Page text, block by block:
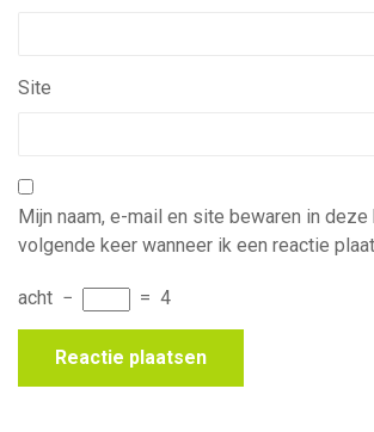
Site
Mijn naam, e-mail en site bewaren in
volgende keer wanneer ik een reactie
acht − = 4